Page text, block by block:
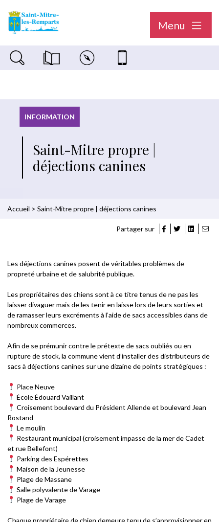
Menu
Recherche sur le siteMagazine municipal "Le Saint-Mitréen"
Carte interactiveNous contacter
INFORMATION
Saint-Mitre propre |
déjections canines
Accueil > Saint-Mitre propre | déjections canines
Partager sur
Les déjections canines posent de véritables problèmes de
propreté urbaine et de salubrité publique.
Les propriétaires des chiens sont à ce titre tenus de ne pas les
laisser divaguer mais de les tenir en laisse lors de leurs sorties et
de ramasser leurs excréments à l’aide de sacs accessibles dans de
nombreux commerces.
Afin de se prémunir contre le prétexte de sacs oubliés ou en
rupture de stock, la commune vient d’installer des distributeurs de
sacs à déjections canines sur une dizaine de points stratégiques :
Place Neuve
École Édouard Vaillant
Croisement boulevard du Président Allende et boulevard Jean
Rostand
Le moulin
Restaurant municipal (croisement impasse de la mer de Cadet
et rue Bellefont)
Parking des Espérettes
Maison de la Jeunesse
Plage de Massane
Salle polyvalente de Varage
Plage de Varage
Chaque propriétaire de chien demeure tenu de s’approvisionner en